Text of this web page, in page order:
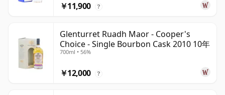
￥11,900 ?
Glenturret Ruadh Maor - Cooper's
Choice - Single Bourbon Cask 2010 10年
700ml • 56%
￥12,000 ?